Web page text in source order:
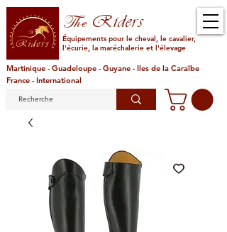
TheRiders
Équipements pour le cheval, le cavalier,
l'écurie, la maréchalerie et l'élevage
Martinique - Guadeloupe - Guyane - Iles de la Caraïbe
France - International